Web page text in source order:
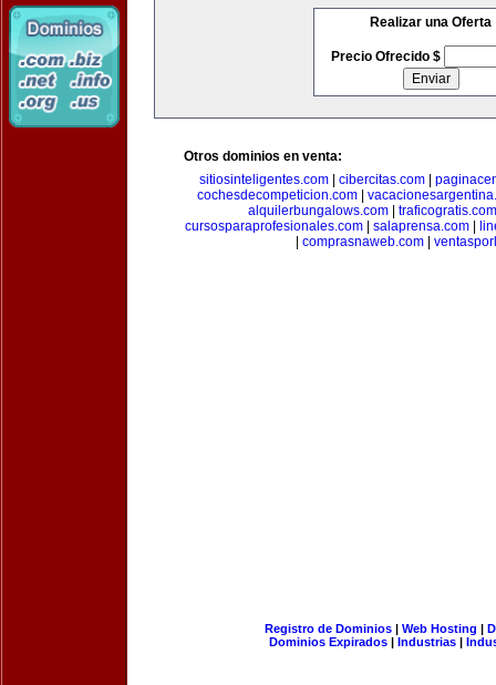
Realizar una Oferta
Precio Ofrecido $
Otros dominios en venta:
sitiosinteligentes.com
cibercitas.com
cochesdecompeticion.com
alquilerbungalows.com| traficogratis.com
cursosparaprofesionales.com
salaprensa.com
comprasnaweb.com
Registro de Dominios| Web Hosting |
Dominios Expirados | Industrias |